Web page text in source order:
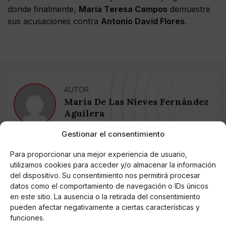
Gestionar el consentimiento
Para proporcionar una mejor experiencia de usuario,
utilizamos cookies para acceder y/o almacenar la información
del dispositivo. Su consentimiento nos permitirá procesar
datos como el comportamiento de navegación o IDs únicos
en este sitio. La ausencia o la retirada del consentimiento
pueden afectar negativamente a ciertas características y
funciones.
donde finalmente, María Teresa Campos demuestre
sus acusaciones contra Antonio David Flores.
AUTOR
María De Las Nieves Fernández
Aguilera
Noticias relacionadas
Online Casino
Mejores Cripto Casinos Online en
Colombia 2025: Bitcoin Casinos